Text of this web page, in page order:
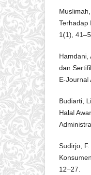
Terhadap
1(1),
Hamdani,
dan
E-Journal
Budiarti,
Halal
Sudirjo,
12–27.